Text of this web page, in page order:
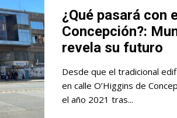
¿Qué pasará con
Concepción?:
revela su futuro
Desde que el tradicional
en calle O’Higgins de
el año 2021 tras...